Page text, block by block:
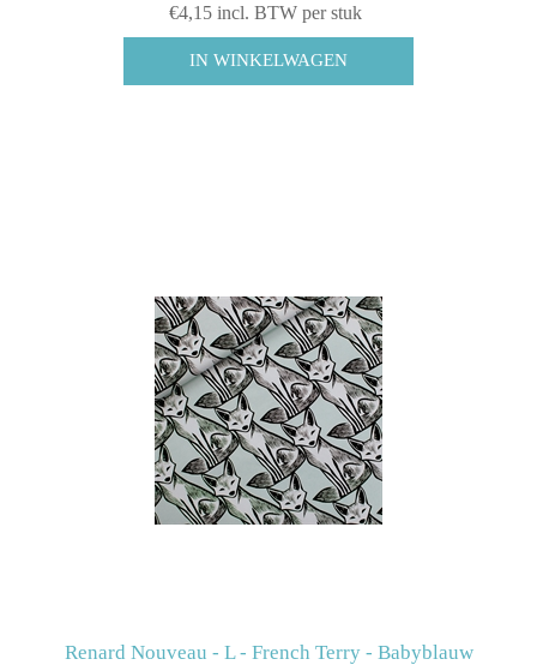
€4,15 incl. BTW per stuk
Renard Nouveau - L - French Terry - Babyblauw